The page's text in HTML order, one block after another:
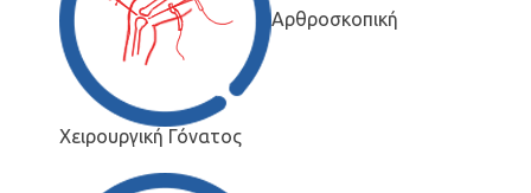
Αρθροσκοπική
Χειρουργική Γόνατος